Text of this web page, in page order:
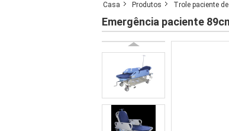
Casa Produtos Trole paciente
Emergência paciente